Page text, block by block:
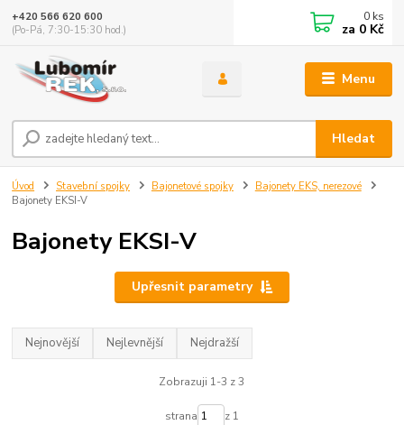
Menu
Hledat
+420 566 620 600
(Po-Pá, 7:30-15:30 hod.)
0 ks
za 0 Kč
Úvod Stavební spojky Bajonetové spojky
Bajonety EKS, nerezové
Bajonety EKSI-V
Bajonety EKSI-V
Upřesnit parametry
Nejnovější Nejlevnější Nejdražší
Zobrazuji 1-3 z 3
strana z 1